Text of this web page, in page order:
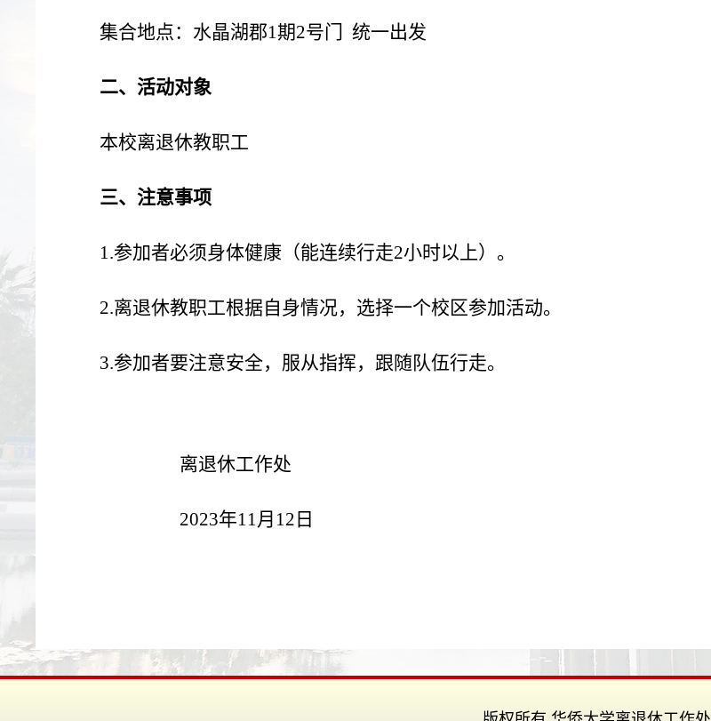
集合地点：水晶湖郡1期2号门 统一出发
二、活动对象
本校离退休教职工
三、注意事项
1.参加者必须身体健康（能连续行走2小时以上）。
2.离退休教职工根据自身情况，选择一个校区参加活动。
3.参加者要注意安全，服从指挥，跟随队伍行走。
离退休工作处
2023年11月12日